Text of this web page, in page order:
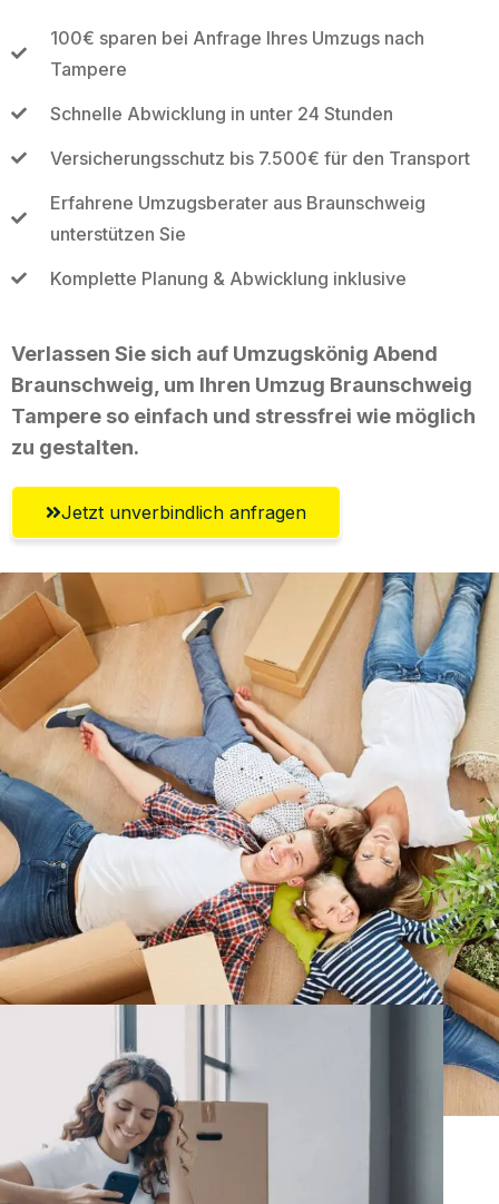
100€ sparen bei Anfrage Ihres Umzugs nach
Tampere
Schnelle Abwicklung in unter 24 Stunden
Versicherungsschutz bis 7.500€ für den Transport
Erfahrene Umzugsberater aus Braunschweig
unterstützen Sie
Komplette Planung & Abwicklung inklusive
Verlassen Sie sich auf Umzugskönig Abend
Braunschweig, um Ihren Umzug Braunschweig
Tampere so einfach und stressfrei wie möglich
zu gestalten.
Jetzt unverbindlich anfragen